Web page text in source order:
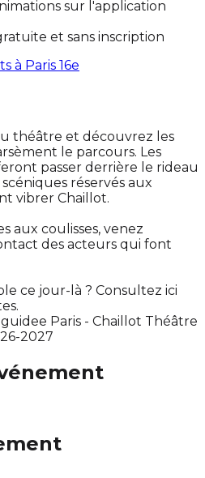
sur l'application
et sans inscription
à Paris 16e
théâtre et découvrez les
le parcours. Les
passer derrière le rideau
réservés aux
vibrer Chaillot.
aux coulisses, venez
des acteurs qui font
ce jour-là ? Consultez ici
Paris - Chaillot Théâtre
2027